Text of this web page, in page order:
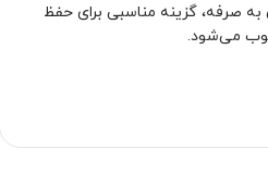
صرفه، گزینه مناسبی برای حفظ
می‌شود.